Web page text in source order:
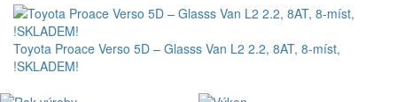
Toyota Proace Verso 5D – Glasss Van L2 2.2, 8AT, 8-míst,
!SKLADEM!